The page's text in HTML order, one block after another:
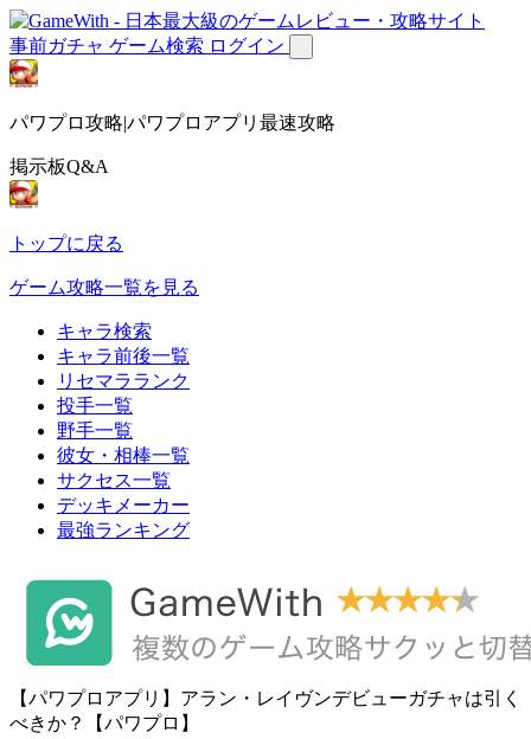
事前ガチャ ゲーム検索 ログイン
パワプロ攻略|パワプロアプリ最速攻略
掲示板Q&A
トップに戻る
ゲーム攻略一覧を見る
キャラ検索
キャラ前後一覧
リセマラランク
投手一覧
野手一覧
彼女・相棒一覧
サクセス一覧
デッキメーカー
最強ランキング
【パワプロアプリ】アラン・レイヴンデビューガチャは引く
べきか？【パワプロ】